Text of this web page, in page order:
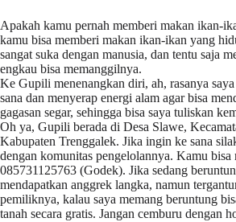
Apakah kamu pernah memberi makan ikan-
kamu bisa memberi makan ikan-ikan yang
sangat suka dengan manusia, dan tentu saja
engkau bisa memanggilnya.
Ke Gupili menenangkan diri, ah, rasanya
sana dan menyerap energi alam agar bisa
gagasan segar, sehingga bisa saya tuliskan
Oh ya, Gupili berada di Desa Slawe,
Kabupaten Trenggalek. Jika ingin ke sana
dengan komunitas pengelolannya. Kamu
085731125763 (Godek). Jika sedang
mendapatkan anggrek langka, namun
pemiliknya, kalau saya memang beruntung
tanah secara gratis. Jangan cemburu dengan